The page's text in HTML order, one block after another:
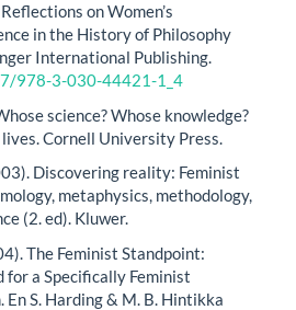
on Women’s
in the History of Philosophy
International Publishing.
978-3-030-44421-1_4
science? Whose knowledge?
Cornell University Press.
Discovering reality: Feminist
metaphysics, methodology,
(2. ed). Kluwer.
The Feminist Standpoint:
for a Specifically Feminist
S. Harding & M. B. Hintikka